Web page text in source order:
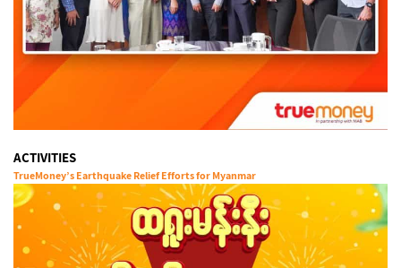
ACTIVITIES
TrueMoney’s Earthquake Relief Efforts for Myanmar